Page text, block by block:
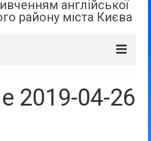
англійської
району міста Києва
2019-04-26